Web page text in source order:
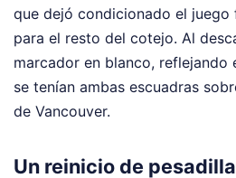
que dejó condicionado el juego
para el resto del cotejo. Al
marcador en blanco, reflejando
se tenían ambas escuadras
de Vancouver.
Un reinicio de